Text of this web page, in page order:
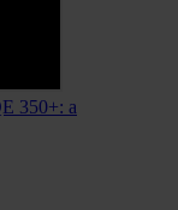
350+: a